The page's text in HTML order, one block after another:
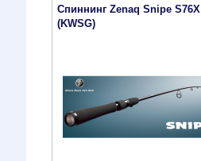
Спиннинг Zenaq Snipe S76X
(KWSG)